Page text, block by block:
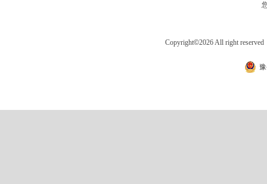
Copyright©2026 All right